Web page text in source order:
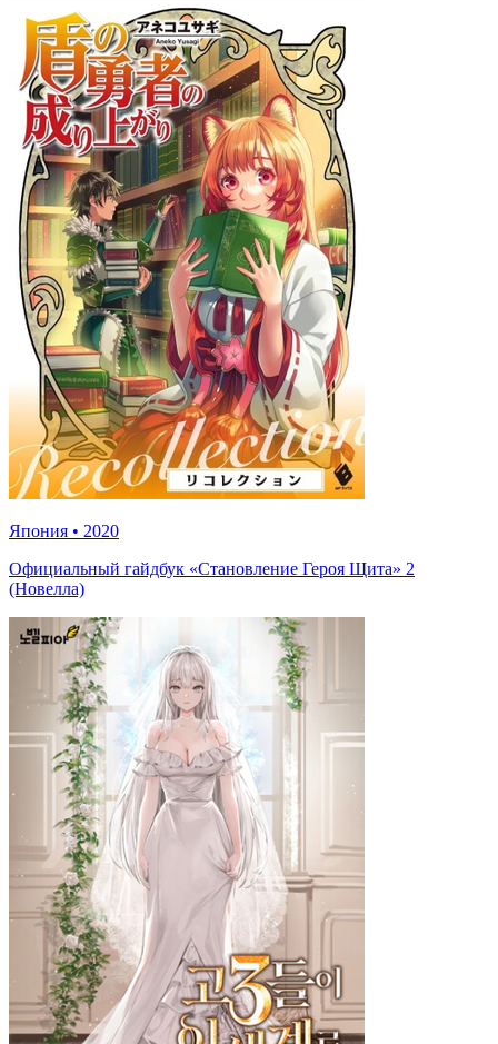
Япония • 2020
Официальный гайдбук «Становление Героя Щита» 2
(Новелла)